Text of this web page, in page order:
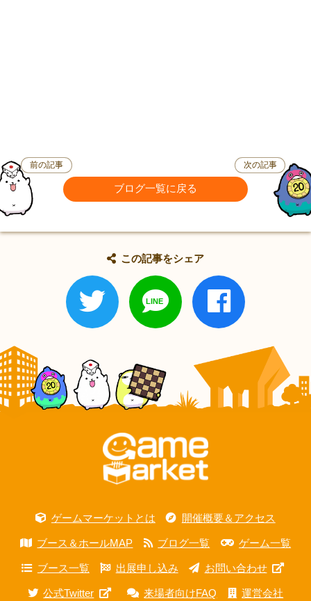
前の記事
ブログ一覧に戻る
次の記事
この記事をシェア
ゲームマーケットとは 開催概要＆アクセス
ブース＆ホールMAP ブログ一覧 ゲーム一覧
ブース一覧 出展申し込み お問い合わせ
公式Twitter 来場者向けFAQ 運営会社